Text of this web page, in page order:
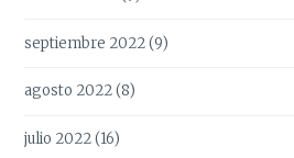
septiembre 2022(9)
agosto 2022(8)
julio 2022(16)